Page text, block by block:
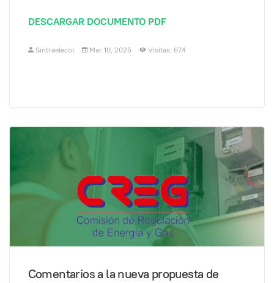
DESCARGAR DOCUMENTO PDF
Sintraelecol Mar 10, 2025 Visitas: 674
Comentarios a la nueva propuesta de